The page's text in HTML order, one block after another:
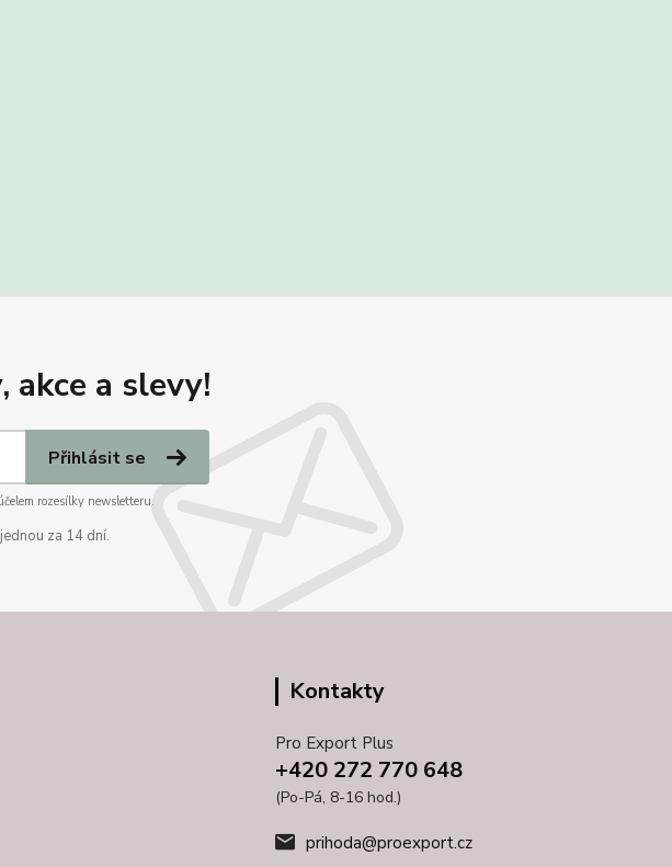
akce a slevy!
Přihlásit se
rozesílky newsletteru.
za 14 dní.
Kontakty
Pro Export Plus
+420 272 770 648
(Po-Pá, 8-16 hod.)
prihoda@proexport.cz